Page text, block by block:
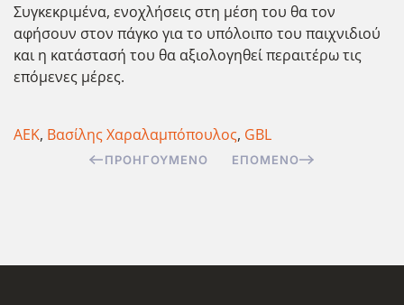
Συγκεκριμένα, ενοχλήσεις στη μέση του θα τον
αφήσουν στον πάγκο για το υπόλοιπο του παιχνιδιού
και η κατάστασή του θα αξιολογηθεί περαιτέρω τις
επόμενες μέρες.
ΑΕΚ, Βασίλης Χαραλαμπόπουλος, GBL
ΠΡΟΗΓΟΎΜΕΝΟ ΕΠΌΜΕΝΟ